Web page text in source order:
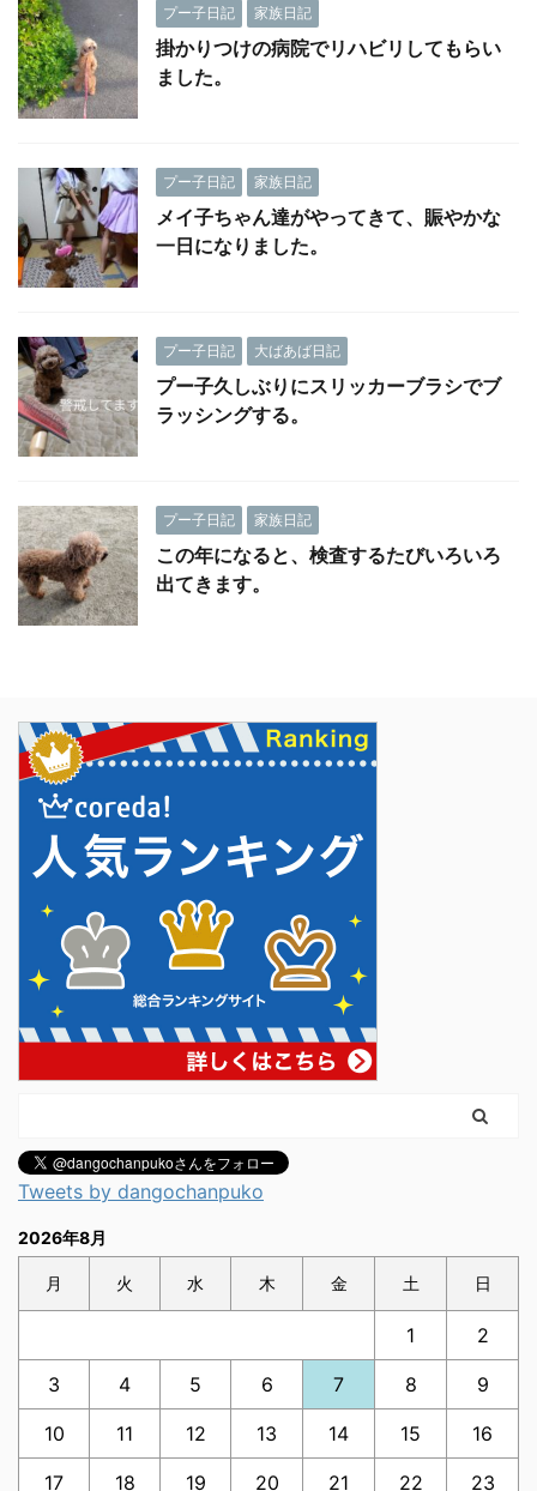
プー子日記 家族日記
掛かりつけの病院でリハビリしてもらい
ました。
プー子日記 家族日記
メイ子ちゃん達がやってきて、賑やかな
一日になりました。
プー子日記 大ばあば日記
プー子久しぶりにスリッカーブラシでブ
ラッシングする。
プー子日記 家族日記
この年になると、検査するたびいろいろ
出てきます。
Tweets by dangochanpuko
2026年8月
月 火 水 木 金 土 日
1 2
3 4 5 6 7 8 9
10 11 12 13 14 15 16
17 18 19 20 21 22 23